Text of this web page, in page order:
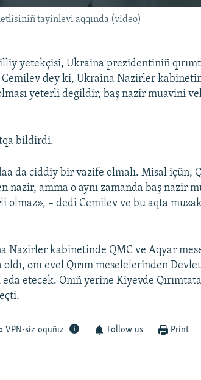
tayinlevi aqqında (video)
yetekçisi, Ukraina prezidentiniñ
dey ki, Ukraina Nazirler
yeterli degildir, baş nazir muavini
bildirdi.
da ciddiy bir vazife olmalı. Misal içün,
nazir, amma o aynı zamanda baş nazir
olmaz», – dedi Cemilev ve bu aqta
Nazirler kabinetinde QMC ve Aqyar
oldı, onı evel Qırım meselelerinden
eda etecek. Onıñ yerine Kiyevde
VPN-siz oquñız Follow us Print